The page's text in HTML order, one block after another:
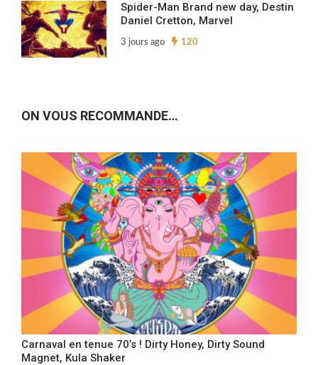
Spider-Man Brand new day, Destin
Daniel Cretton, Marvel
3 jours ago 120
ON VOUS RECOMMANDE…
Carnaval en tenue 70’s ! Dirty Honey, Dirty Sound
Magnet, Kula Shaker